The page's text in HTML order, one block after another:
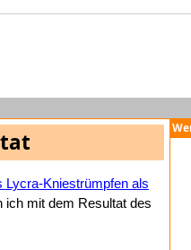
Lycra-Kniestrümpfen als
ich mit dem Resultat des